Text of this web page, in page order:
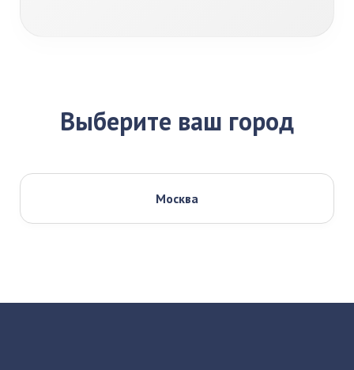
Выберите ваш город
Москва